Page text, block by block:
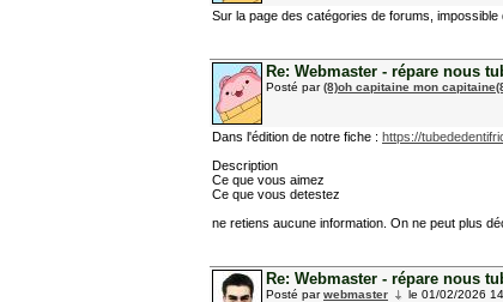
Sur la page des catégories de forums,
Re: Webmaster - répare nous
Posté par(8)oh capitaine mon
Dans l'édition de notre fiche : https://
Description
Ce que vous aimez
Ce que vous detestez
ne retiens aucune information. On ne peut plus
Re: Webmaster - répare nous
Posté parwebmaster le 01/02/2026